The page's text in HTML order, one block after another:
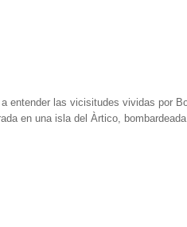
entender las vicisitudes vividas por
en una isla del Àrtico,